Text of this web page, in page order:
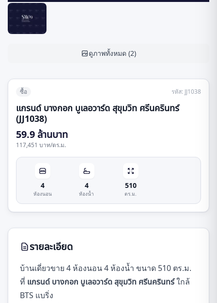
ดูภาพทั้งหมด (2)
ซื้อ รหัส: JJ1038
แกรนด์ บางกอก บูเลอวาร์ด สุขุมวิท ศรีนครินทร์
(JJ1038)
59.9 ล้านบาท
117,451 บาท/ตร.ม.
4
ห้องนอน
4
ห้องน้ำ
510
ตร.ม.
รายละเอียด
บ้านเดี่ยวขาย 4 ห้องนอน 4 ห้องน้ำ ขนาด 510 ตร.ม.
ที่ แกรนด์ บางกอก บูเลอวาร์ด สุขุมวิท ศรีนครินทร์ใกล้
BTS แบริ่ง